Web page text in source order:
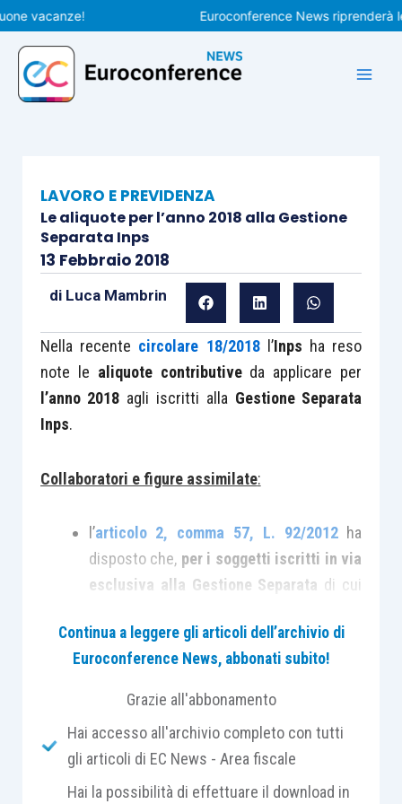
Vai
al
contenuto
Euroconference News riprenderà le
LAVORO E PREVIDENZA
Le aliquote per l’anno 2018 alla Gestione
Separata Inps
13 Febbraio 2018
di Luca Mambrin
Nella recente circolare 18/2018l’Inps ha reso
note le aliquote contributiveda applicare per
l’anno 2018 agli iscritti alla Gestione Separata
Inps.
Collaboratori e figure assimilate:
l’articolo 2, comma 57, L. 92/2012ha
disposto che, per i soggetti iscritti in via
esclusiva alla Gestione Separata di cui
(quali ad esempio i collaboratori
coordinati e continuativi, i soci di società
a responsabilità limitata che
amministratori, gliassociati in
partecipazione con apporto di solo
lavoro, ilavoratori autonomi occasionali
Continua a leggere gli articoli dell’archivio di
Euroconference News, abbonati subito!
Grazie all'abbonamento
Hai accesso all'archivio completo con tutti
gli articoli di EC News - Area fiscale
Hai la possibilità di effettuare il download in